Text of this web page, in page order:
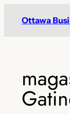
Ottawa